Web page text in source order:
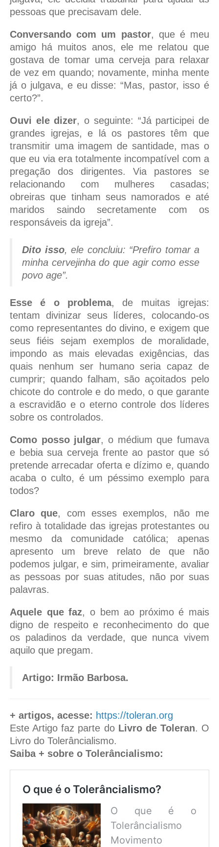
pessoas que precisavam dele.
Conversando com um pastor, que é meu
amigo há muitos anos, ele me relatou que
gostava de tomar uma cerveja para relaxar
de vez em quando; novamente, minha mente
já o julgava, e eu disse: “Mas, pastor, isso é
certo?”.
Ouvi ele dizer, o seguinte: “Já participei de
grandes igrejas, e lá os pastores têm que
transmitir uma imagem de santidade, mas o
que eu via era totalmente incompatível com a
pregação dos dirigentes. Via pastores se
relacionando com mulheres casadas;
obreiras que tinham seus namorados e até
maridos saindo secretamente com os
responsáveis da igreja”.
Dito isso, ele concluiu: “Prefiro tomar a
minha cervejinha do que agir como esse
povo age”.
Esse é o problema, de muitas igrejas:
tentam divinizar seus líderes, colocando-os
como representantes do divino, e exigem que
seus fiéis sejam exemplos de moralidade,
impondo as mais elevadas exigências, das
quais nenhum ser humano seria capaz de
cumprir; quando falham, são açoitados pelo
chicote do controle e do medo, o que garante
a escravidão e o eterno controle dos líderes
sobre os controlados.
Como posso julgar, o médium que fumava
e bebia sua cerveja frente ao pastor que só
pretende arrecadar oferta e dízimo e, quando
acaba o culto, é um péssimo exemplo para
todos?
Claro que, com esses exemplos, não me
refiro à totalidade das igrejas protestantes ou
mesmo da comunidade católica; apenas
apresento um breve relato de que não
podemos julgar, e sim, primeiramente, avaliar
as pessoas por suas atitudes, não por suas
palavras.
Aquele que faz, o bem ao próximo é mais
digno de respeito e reconhecimento do que
os paladinos da verdade, que nunca vivem
aquilo que pregam.
Artigo: Irmão Barbosa.
+ artigos, acesse: https://toleran.org
Este Artigo faz parte do Livro de Toleran. O
Livro do Tolerâncialismo.
Saiba + sobre o Tolerâncialismo:
O que é o Tolerâncialismo?
O que é o
Tolerâncialismo
Movimento